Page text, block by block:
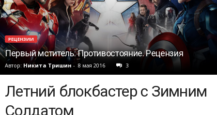
РЕЦЕНЗИИ
Первый мститель: Противостояние. Рецензия
Автор: Никита Тришин - 8 мая 2016 3
Летний блокбастер с Зимним
Солдатом